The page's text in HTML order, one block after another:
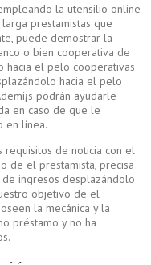
la utensilio online
prestamistas que
puede demostrar la
o bien cooperativa de
hacia el pelo cooperativas
hacia el pelo
podrán ayudarle
en caso de que le
en línea.
requisitos de noticia con el
de el prestamista, precisa
ingresos desplazándolo
objetivo de el
la mecánica y la
préstamo y no ha